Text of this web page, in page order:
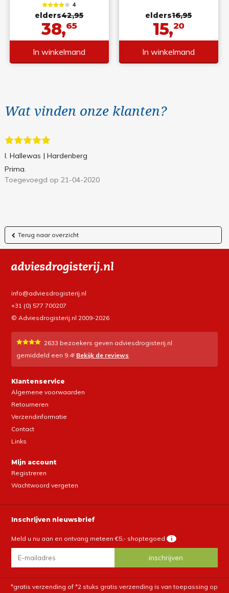
4
elders42,95
38,65
In winkelmand
elders16,95
15,20
In winkelmand
Wat vinden onze klanten?
I. Hallewas | Hardenberg
Prima.
Toegevoegd op 21-04-2020
Terug naar overzicht
info@adviesdrogisterij.nl
+31 (0) 577 700207
© Adviesdrogisterij.nl 2009-2026
2633 bezoekers geven adviesdrogisterij.nl
gemiddeld een 9.4! Bekijk de reviews
Klantenservice
Algemene voorwaarden
Retourneren
Verzendinformatie
Contact
Links
Mijn account
Registreren
Wachtwoord vergeten
Inschrijven nieuwsbrief
Meld u nu aan en ontvang meteen €5,- shoptegoed i
*gratis verzending of *2 stuks gratis verzending is van toepassing op